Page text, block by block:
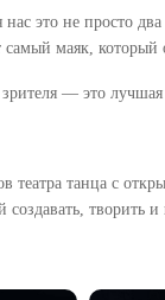
нас это не просто
самый маяк, который
— это лучшая
театра танца с
творить и